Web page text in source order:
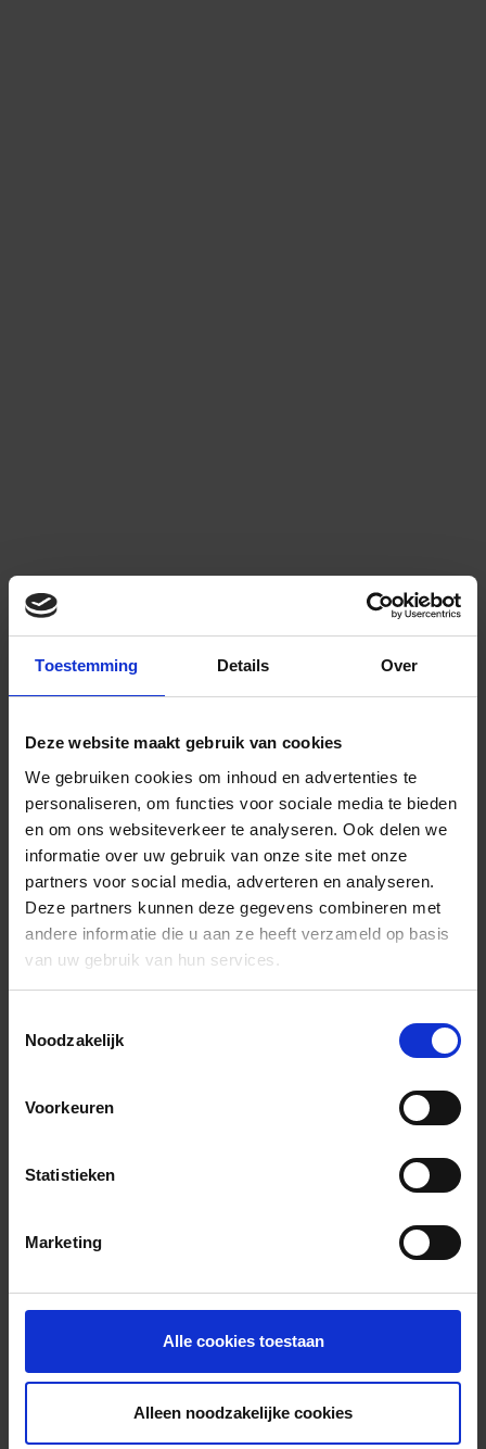
Toestemming Details Over
Deze website maakt gebruik van cookies
We gebruiken cookies om inhoud en advertenties te
personaliseren, om functies voor sociale media te bieden
en om ons websiteverkeer te analyseren. Ook delen we
informatie over uw gebruik van onze site met onze
partners voor social media, adverteren en analyseren.
Deze partners kunnen deze gegevens combineren met
andere informatie die u aan ze heeft verzameld op basis
van uw gebruik van hun services.
Noodzakelijk
Voorkeuren
Statistieken
Marketing
Alle cookies toestaan
Alleen noodzakelijke cookies